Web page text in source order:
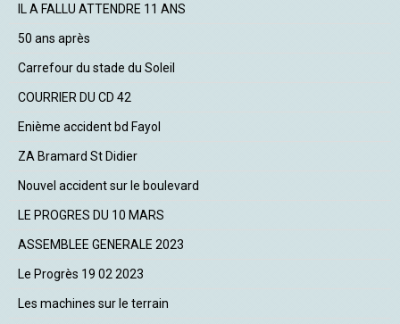
IL A FALLU ATTENDRE 11 ANS
50 ans après
Carrefour du stade du Soleil
COURRIER DU CD 42
Enième accident bd Fayol
ZA Bramard St Didier
Nouvel accident sur le boulevard
LE PROGRES DU 10 MARS
ASSEMBLEE GENERALE 2023
Le Progrès 19 02 2023
Les machines sur le terrain